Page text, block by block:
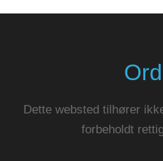
Dette websted tilhører
forbeholdt